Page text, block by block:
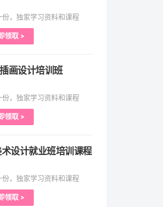
份，独家学习资料和课程
领取 >
画设计培训班
份，独家学习资料和课程
领取 >
术设计就业班培训课程
份，独家学习资料和课程
领取 >